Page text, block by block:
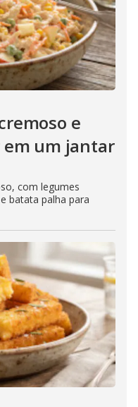
e
em um jantar
com legumes
batata palha para